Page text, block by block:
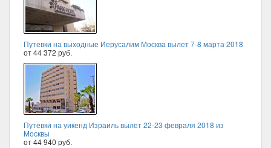
Путевки на выходные Иерусалим Москва вылет 7-8 марта 2018
от 44 372 руб.
Путевки на уикенд Израиль вылет 22-23 февраля 2018 из
Москвы
от 44 940 руб.